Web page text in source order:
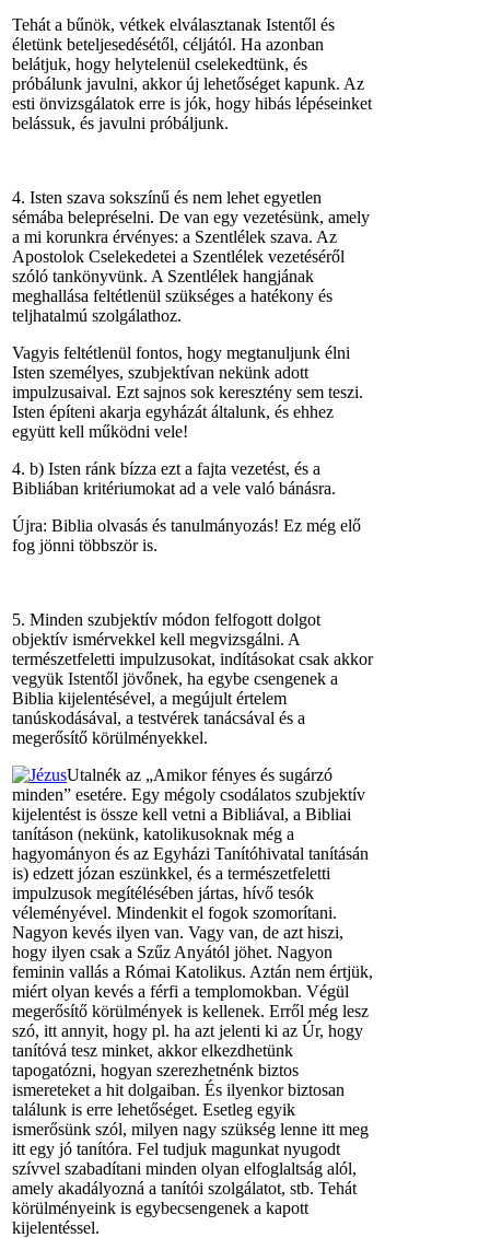
Tehát a bűnök, vétkek elválasztanak Istentől és
életünk beteljesedésétől, céljától. Ha azonban
belátjuk, hogy helytelenül cselekedtünk, és
próbálunk javulni, akkor új lehetőséget kapunk. Az
esti önvizsgálatok erre is jók, hogy hibás lépéseinket
belássuk, és javulni próbáljunk.
4. Isten szava sokszínű és nem lehet egyetlen
sémába belepréselni. De van egy vezetésünk, amely
a mi korunkra érvényes: a Szentlélek szava. Az
Apostolok Cselekedetei a Szentlélek vezetéséről
szóló tankönyvünk. A Szentlélek hangjának
meghallása feltétlenül szükséges a hatékony és
teljhatalmú szolgálathoz.
Vagyis feltétlenül fontos, hogy megtanuljunk élni
Isten személyes, szubjektívan nekünk adott
impulzusaival. Ezt sajnos sok keresztény sem teszi.
Isten építeni akarja egyházát általunk, és ehhez
együtt kell működni vele!
4. b) Isten ránk bízza ezt a fajta vezetést, és a
Bibliában kritériumokat ad a vele való bánásra.
Újra: Biblia olvasás és tanulmányozás! Ez még elő
fog jönni többször is.
5. Minden szubjektív módon felfogott dolgot
objektív ismérvekkel kell megvizsgálni. A
természetfeletti impulzusokat, indításokat csak akkor
vegyük Istentől jövőnek, ha egybe csengenek a
Biblia kijelentésével, a megújult értelem
tanúskodásával, a testvérek tanácsával és a
megerősítő körülményekkel.
Utalnék az „Amikor fényes és sugárzó
minden” esetére. Egy mégoly csodálatos szubjektív
kijelentést is össze kell vetni a Bibliával, a Bibliai
tanításon (nekünk, katolikusoknak még a
hagyományon és az Egyházi Tanítóhivatal tanításán
is) edzett józan eszünkkel, és a természetfeletti
impulzusok megítélésében jártas, hívő tesók
véleményével. Mindenkit el fogok szomorítani.
Nagyon kevés ilyen van. Vagy van, de azt hiszi,
hogy ilyen csak a Szűz Anyától jöhet. Nagyon
feminin vallás a Római Katolikus. Aztán nem értjük,
miért olyan kevés a férfi a templomokban. Végül
megerősítő körülmények is kellenek. Erről még lesz
szó, itt annyit, hogy pl. ha azt jelenti ki az Úr, hogy
tanítóvá tesz minket, akkor elkezdhetünk
tapogatózni, hogyan szerezhetnénk biztos
ismereteket a hit dolgaiban. És ilyenkor biztosan
találunk is erre lehetőséget. Esetleg egyik
ismerősünk szól, milyen nagy szükség lenne itt meg
itt egy jó tanítóra. Fel tudjuk magunkat nyugodt
szívvel szabadítani minden olyan elfoglaltság alól,
amely akadályozná a tanítói szolgálatot, stb. Tehát
körülményeink is egybecsengenek a kapott
kijelentéssel.